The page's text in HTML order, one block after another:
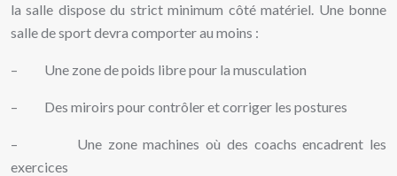
la salle dispose du strict minimum côté matériel. Une bonne
salle de sport devra comporter au moins :
– Une zone de poids libre pour la musculation
– Des miroirs pour contrôler et corriger les postures
– Une zone machines où des coachs encadrent les
exercices